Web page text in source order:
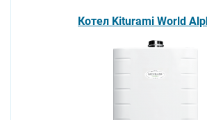
Котел Kiturami World